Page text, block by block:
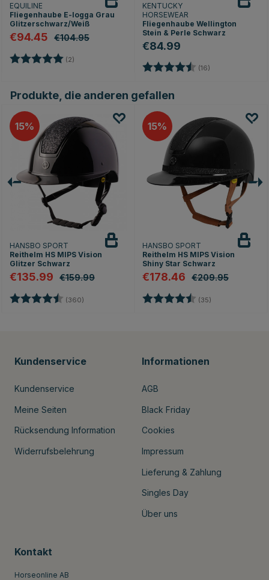
EQUILINE
Fliegenhaube E-logga Grau
Glitzerschwarz/Weiß
€94.45 €104.95
Bewertung: (2)
KENTUCKY
HORSEWEAR
Fliegenhaube Wellington
Stein & Perle Schwarz
€84.99
Bewertung: (16)
Produkte, die anderen gefallen
15
HANSBO SPORT
Reithelm HS MIPS Vision
Glitzer Schwarz
€135.99 €159.99
Bewertung: (360) 4.7 von 5 Sternen
15
HANSBO SPORT
Reithelm HS MIPS Vision
Shiny Star Schwarz
€178.46 €209.95
Bewertung: (35)
Kundenservice
Kundenservice
Meine Seiten
Rücksendung Information
Widerrufsbelehrung
Informationen
AGB
Black Friday
Cookies
Impressum
Lieferung & Zahlung
Singles Day
Über uns
Kontakt
Horseonline AB